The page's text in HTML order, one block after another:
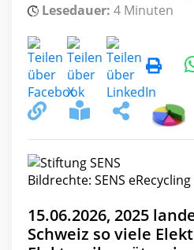
Lesedauer: 4 Minuten
Bildrechte: SENS eRecycling
15.06.2026, 2025
Schweiz so viele